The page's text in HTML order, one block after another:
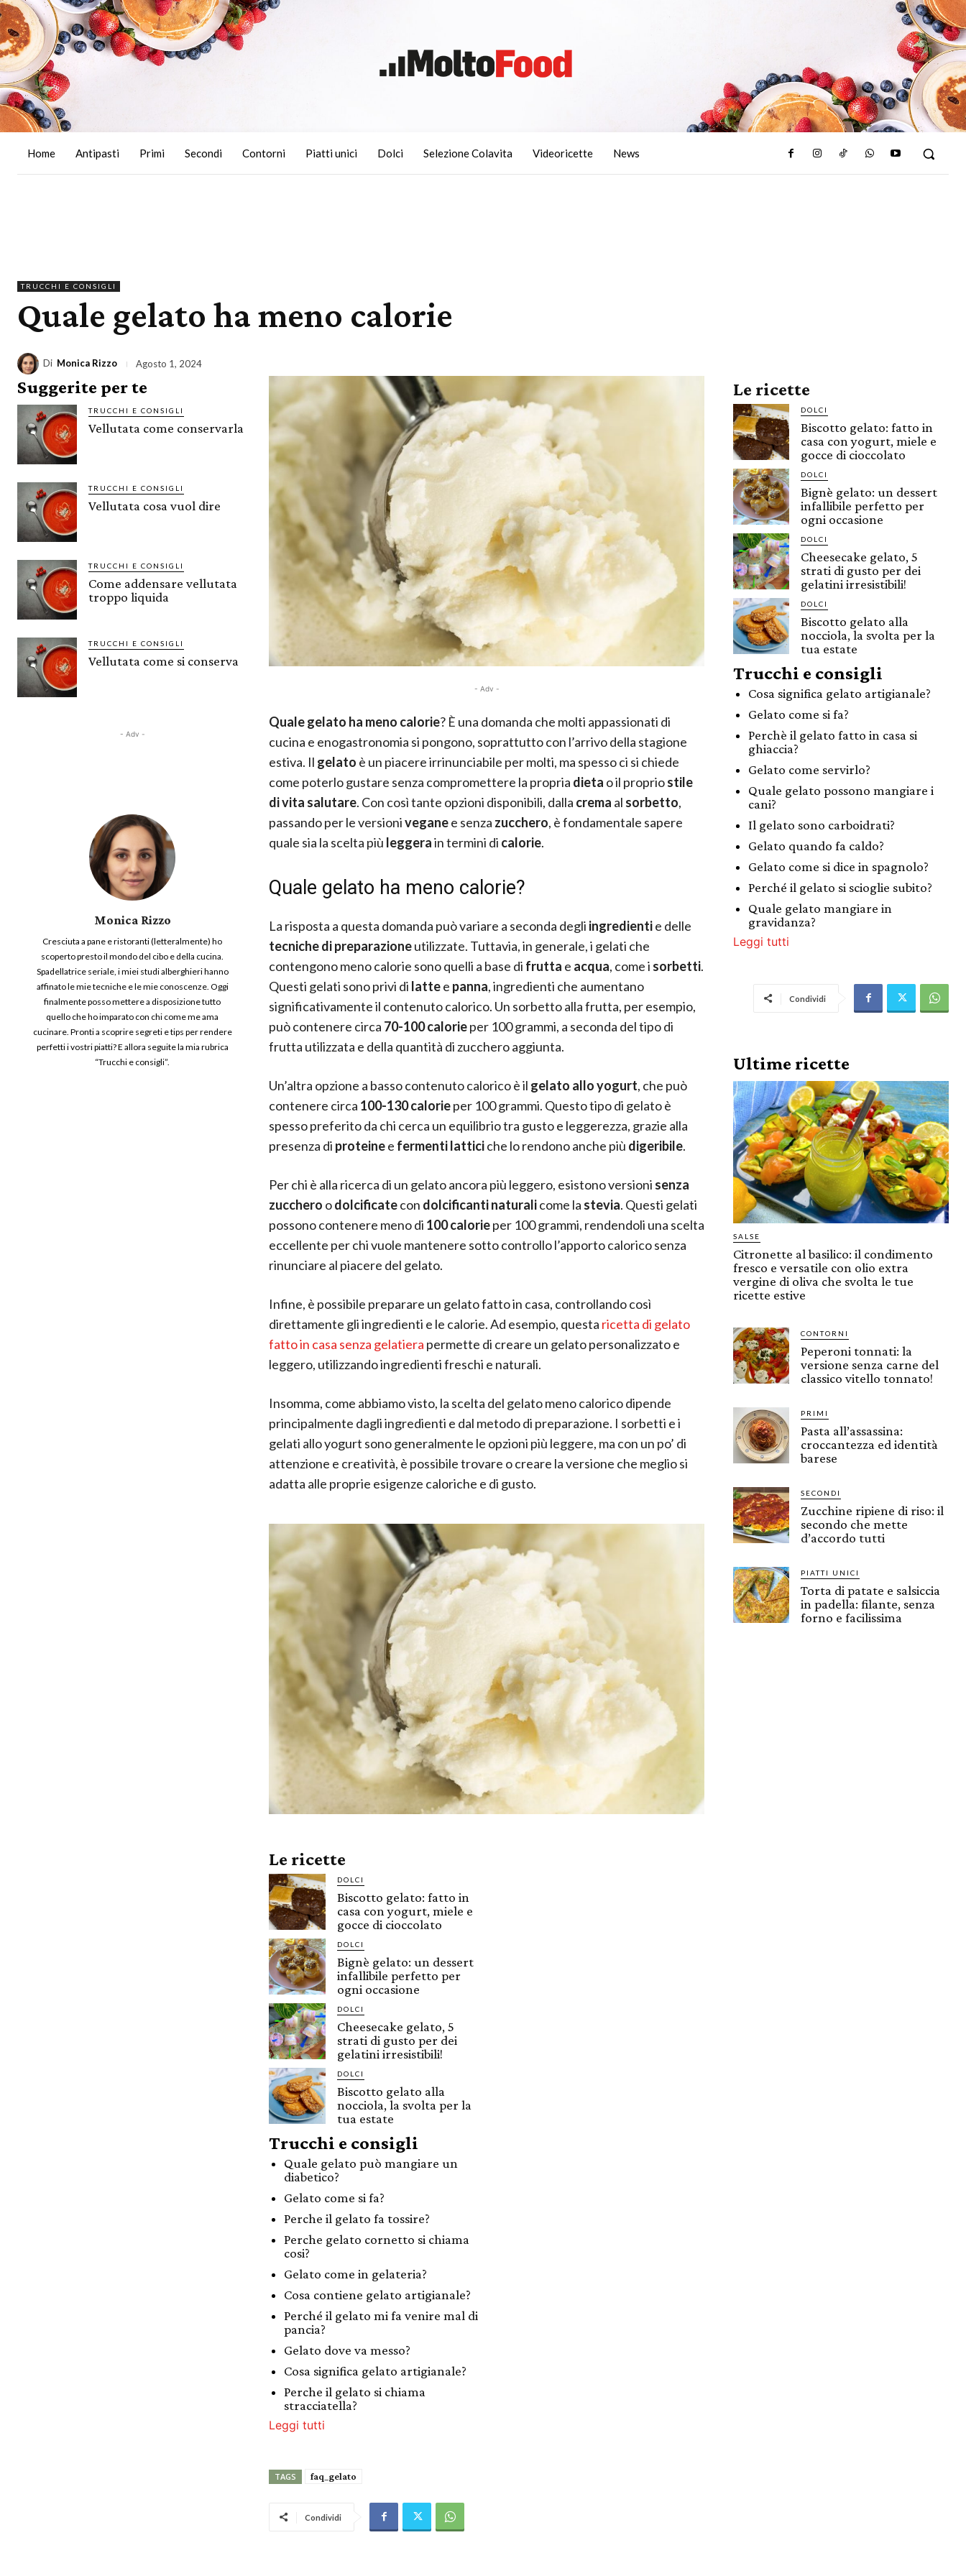
Home Antipasti Primi Secondi Contorni Piatti unici Dolci Selezione Colavita Videoricette News
TRUCCHI E CONSIGLI
Quale gelato ha meno calorie
Di Monica Rizzo Agosto 1, 2024
Suggerite per te
TRUCCHI E CONSIGLI
Vellutata come conservarla
TRUCCHI E CONSIGLI
Vellutata cosa vuol dire
TRUCCHI E CONSIGLI
Come addensare vellutata
troppo liquida
TRUCCHI E CONSIGLI
Vellutata come si conserva
- Adv -
Monica Rizzo
Cresciuta a pane e ristoranti (letteralmente) ho
scoperto presto il mondo del cibo e della cucina.
Spadellatrice seriale, i miei studi alberghieri hanno
affinato le mie tecniche e le mie conoscenze. Oggi
finalmente posso mettere a disposizione tutto
quello che ho imparato con chi come me ama
cucinare. Pronti a scoprire segreti e tips per rendere
perfetti i vostri piatti? E allora seguite la mia rubrica
“Trucchi e consigli”.
- Adv -
Quale gelato ha meno calorie? È una domanda che molti appassionati di
cucina e enogastronomia si pongono, soprattutto con l’arrivo della stagione
estiva. Il gelato è un piacere irrinunciabile per molti, ma spesso ci si chiede
come poterlo gustare senza compromettere la propria dieta o il propriostile
di vita salutare. Con così tante opzioni disponibili, dalla crema al sorbetto,
passando per le versioniveganee senza zucchero, è fondamentale sapere
quale sia la scelta più leggerain termini di calorie.
Quale gelato ha meno calorie?
La risposta a questa domanda può variare a seconda degli ingredientie delle
tecniche di preparazioneutilizzate. Tuttavia, in generale, i gelati che
contengono meno calorie sono quelli a base di frutta e acqua, come i sorbetti.
Questi gelati sono privi di lattee panna, ingredienti che aumentano
significativamente il contenuto calorico. Un sorbetto alla frutta, per esempio,
può contenere circa 70-100 calorieper 100 grammi, a seconda del tipo di
frutta utilizzata e della quantità di zucchero aggiunta.
Un’altra opzione a basso contenuto calorico è il gelato allo yogurt, che può
contenere circa 100-130 calorieper 100 grammi. Questo tipo di gelato è
spesso preferito da chi cerca un equilibrio tra gusto e leggerezza, grazie alla
presenza di proteinee fermenti latticiche lo rendono anche più digeribile.
Per chi è alla ricerca di un gelato ancora più leggero, esistono versioni senza
zucchero odolcificatecon dolcificanti naturalicome la stevia. Questi gelati
possono contenere meno di 100 calorieper 100 grammi, rendendoli una scelta
eccellente per chi vuole mantenere sotto controllo l’apporto calorico senza
rinunciare al piacere del gelato.
Infine, è possibile preparare un gelato fatto in casa, controllando così
direttamente gli ingredienti e le calorie. Ad esempio, questa ricetta di gelato
fatto in casa senza gelatiera permette di creare un gelato personalizzato e
leggero, utilizzando ingredienti freschi e naturali.
Insomma, come abbiamo visto, la scelta del gelato meno calorico dipende
principalmente dagli ingredienti e dal metodo di preparazione. I sorbetti e i
gelati allo yogurt sono generalmente le opzioni più leggere, ma con un po’ di
attenzione e creatività, è possibile trovare o creare la versione che meglio si
adatta alle proprie esigenze caloriche e di gusto.
Le ricette
DOLCI
Biscotto gelato: fatto in
casa con yogurt, miele e
gocce di cioccolato
DOLCI
Bignè gelato: un dessert
infallibile perfetto per
ogni occasione
DOLCI
Cheesecake gelato, 5
strati di gusto per dei
gelatini irresistibili!
DOLCI
Biscotto gelato alla
nocciola, la svolta per la
tua estate
Trucchi e consigli
Quale gelato può mangiare un
diabetico?
Gelato come si fa?
Perche il gelato fa tossire?
Perche gelato cornetto si chiama
cosi?
Gelato come in gelateria?
Cosa contiene gelato artigianale?
Perché il gelato mi fa venire mal di
pancia?
Gelato dove va messo?
Cosa significa gelato artigianale?
Perche il gelato si chiama
stracciatella?
Leggi tutti
TAGS faq_gelato
Condividi
Le ricette
DOLCI
Biscotto gelato: fatto in
casa con yogurt, miele e
gocce di cioccolato
DOLCI
Bignè gelato: un dessert
infallibile perfetto per
ogni occasione
DOLCI
Cheesecake gelato, 5
strati di gusto per dei
gelatini irresistibili!
DOLCI
Biscotto gelato alla
nocciola, la svolta per la
tua estate
Trucchi e consigli
Cosa significa gelato artigianale?
Gelato come si fa?
Perchè il gelato fatto in casa si
ghiaccia?
Gelato come servirlo?
Quale gelato possono mangiare i
cani?
Il gelato sono carboidrati?
Gelato quando fa caldo?
Gelato come si dice in spagnolo?
Perché il gelato si scioglie subito?
Quale gelato mangiare in
gravidanza?
Leggi tutti
Condividi
Ultime ricette
SALSE
Citronette al basilico: il condimento
fresco e versatile con olio extra
vergine di oliva che svolta le tue
ricette estive
CONTORNI
Peperoni tonnati: la
versione senza carne del
classico vitello tonnato!
PRIMI
Pasta all’assassina:
croccantezza ed identità
barese
SECONDI
Zucchine ripiene di riso: il
secondo che mette
d’accordo tutti
PIATTI UNICI
Torta di patate e salsiccia
in padella: filante, senza
forno e facilissima